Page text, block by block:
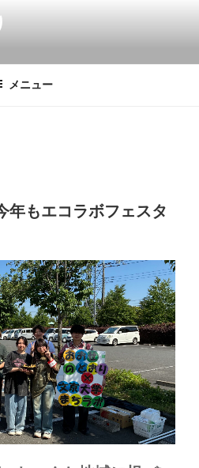
メニュー
年もエコラボフェスタ